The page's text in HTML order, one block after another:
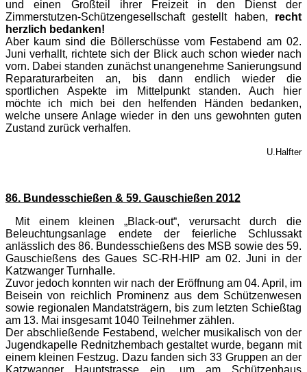
und einen Großteil ihrer Freizeit in den Dienst der
Zimmerstutzen-Schützengesellschaft gestellt haben, recht
herzlich bedanken!
Aber kaum sind die Böllerschüsse vom Festabend am 02.
Juni verhallt, richtete sich der Blick auch schon wieder nach
vorn. Dabei standen zunächst unangenehme Sanierungsund
Reparaturarbeiten an, bis dann endlich wieder die
sportlichen Aspekte im Mittelpunkt standen. Auch hier
möchte ich mich bei den helfenden Händen bedanken,
welche unsere Anlage wieder in den uns gewohnten guten
Zustand zurück verhalfen.
U.Halfter
86. Bundesschießen & 59. Gauschießen 2012
Mit einem kleinen „Black-out“, verursacht durch die
Beleuchtungsanlage endete der feierliche Schlussakt
anlässlich des 86. Bundesschießens des MSB sowie des 59.
Gauschießens des Gaues SC-RH-HIP am 02. Juni in der
Katzwanger Turnhalle.
Zuvor jedoch konnten wir nach der Eröffnung am 04. April, im
Beisein von reichlich Prominenz aus dem Schützenwesen
sowie regionalen Mandatsträgern, bis zum letzten Schießtag
am 13. Mai insgesamt 1040 Teilnehmer zählen.
Der abschließende Festabend, welcher musikalisch von der
Jugendkapelle Rednitzhembach gestaltet wurde, begann mit
einem kleinen Festzug. Dazu fanden sich 33 Gruppen an der
Katzwanger Hauptstrasse ein, um am Schützenhaus